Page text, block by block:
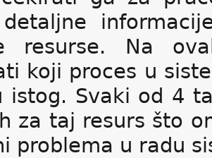
resurse. Na
koji proces u
istog. Svaki od 4
za taj resurs što
problema u radu